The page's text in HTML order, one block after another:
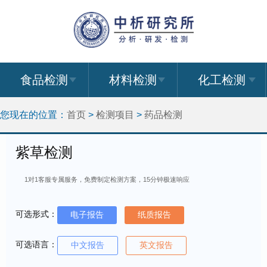
食品检测 材料检测 化工检测
您现在的位置： 首页 > 检测项目 > 药品检测
紫草检测
1对1客服专属服务，免费制定检测方案，15分钟极速响应
可选形式： 电子报告 纸质报告
可选语言： 中文报告 英文报告